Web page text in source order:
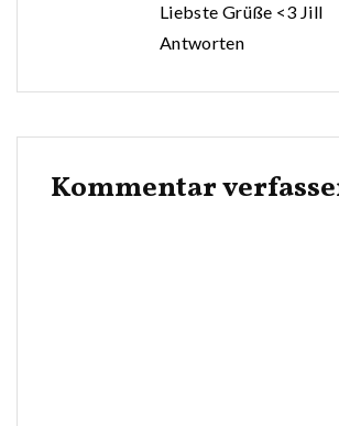
Liebste Grüße <3 Jill
Antworten
Kommentar